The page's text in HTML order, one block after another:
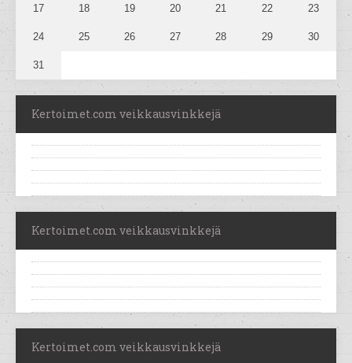
17 18 19 20 21 22 23
24 25 26 27 28 29 30
31
Kertoimet.com veikkausvinkkejä
Kertoimet.com veikkausvinkkejä
Kertoimet.com veikkausvinkkejä